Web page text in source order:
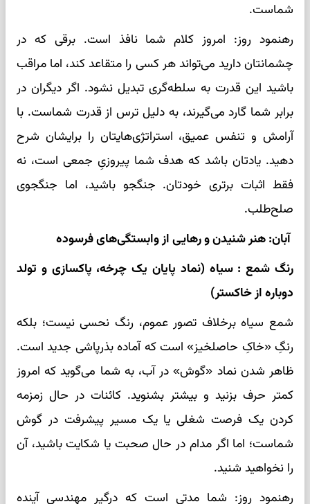
شماست.
رهنمود روز: امروز کلام شما نافذ است. برقی که در
چشمانتان دارید می‌تواند هر کسی را متقاعد کند، اما مراقب
باشید این قدرت به سلطه‌گری تبدیل نشود. اگر دیگران در
برابر شما گارد می‌گیرند، به دلیل ترس از قدرت شماست. با
آرامش و تنفس عمیق، استراتژی‌هایتان را برایشان شرح
دهید. یادتان باشد که هدف شما پیروزیِ جمعی است، نه
فقط اثبات برتری خودتان. جنگجو باشید، اما جنگجوی
صلح‌طلب.
آبان: هنر شنیدن و رهایی از وابستگی‌های فرسوده
رنگ شمع : سیاه (نماد پایان یک چرخه، پاکسازی و تولد
دوباره از خاکستر)
شمع سیاه برخلاف تصور عموم، رنگ نحسی نیست؛ بلکه
رنگِ «خاکِ حاصلخیز» است که آماده بذرپاشی جدید است.
ظاهر شدن نماد «گوش» در آب، به شما می‌گوید که امروز
کمتر حرف بزنید و بیشتر بشنوید. کائنات در حال زمزمه
کردن یک فرصت شغلی یا یک مسیر پیشرفت در گوش
شماست؛ اما اگر مدام در حال صحبت یا شکایت باشید، آن
را نخواهید شنید.
رهنمود روز: شما مدتی است که درگیر مهندسی آینده